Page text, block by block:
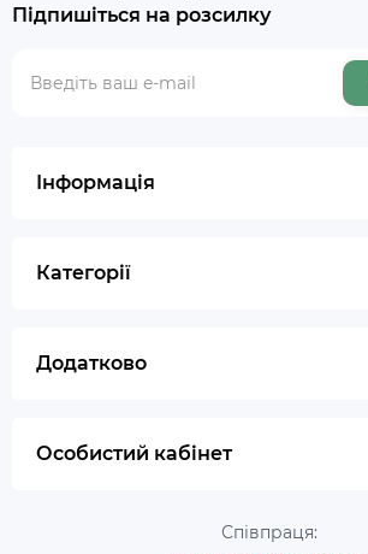
Підпишіться на розсилку
Інформація
Категорії
Додатково
Особистий кабінет
Співпраця: